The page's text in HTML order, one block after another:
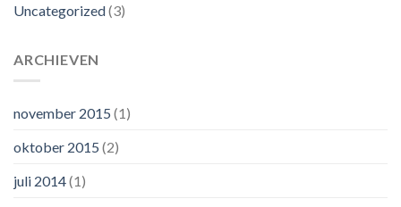
Uncategorized(3)
ARCHIEVEN
november 2015 (1)
oktober 2015 (2)
juli 2014(1)